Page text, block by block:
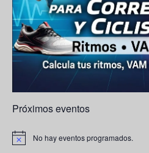
n
el
Próximos eventos
No hay eventos programados.